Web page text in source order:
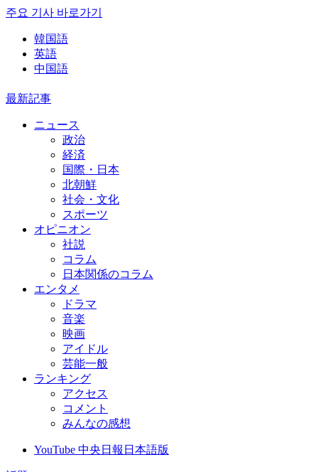
주요 기사 바로가기
韓国語
英語
中国語
最新記事
ニュース
政治
経済
国際・日本
北朝鮮
社会・文化
スポーツ
オピニオン
社説
コラム
日本関係のコラム
エンタメ
ドラマ
音楽
映画
アイドル
芸能一般
ランキング
アクセス
コメント
みんなの感想
YouTube 中央日報日本語版